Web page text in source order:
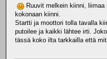
Ruuvit melkein kiinni,
kokonaan kiinni.
Startti ja moottori tolla tavalla
putoilee ja kaikki lähtee irti.
tässä koko ilta tarkkailla että